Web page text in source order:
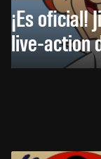
¡Es oficial!
live-action